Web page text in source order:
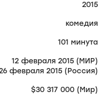
2015
комедия
101 минута
12 февраля 2015 (МИР)
февраля 2015 (Россия)
$30 317 000 (Мир)